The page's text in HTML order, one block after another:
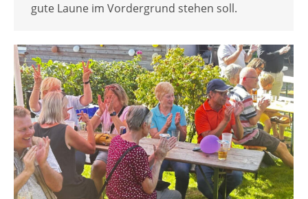
gute Laune im Vordergrund stehen soll.